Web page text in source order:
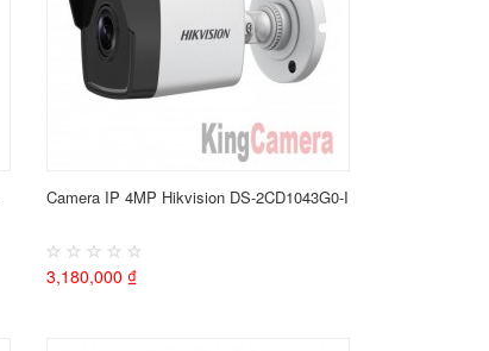
Camera IP 4MP Hikvision DS-2CD1043G0-I
3,180,000 ₫